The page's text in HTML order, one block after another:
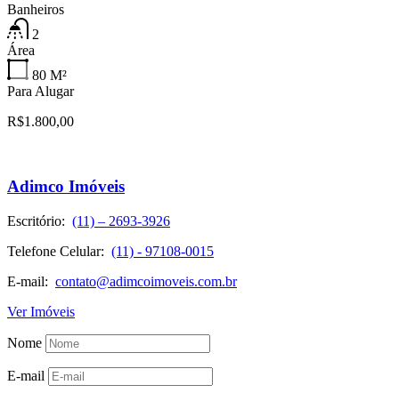
Banheiros
2
Área
80 M²
Para Alugar
R$1.800,00
Adimco Imóveis
Escritório: (11) – 2693-3926
Telefone Celular: (11) - 97108-0015
E-mail: contato@adimcoimoveis.com.br
Ver Imóveis
Nome
E-mail